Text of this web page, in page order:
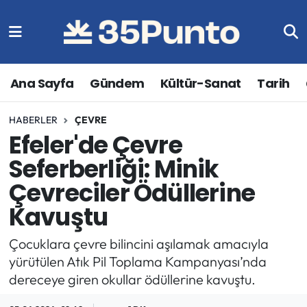
Ana Sayfa Gündem Kültür-Sanat Tarih
HABERLER ÇEVRE
Efeler'de Çevre
Seferberliği: Minik
Çevreciler Ödüllerine
Kavuştu
Çocuklara çevre bilincini aşılamak amacıyla
yürütülen Atık Pil Toplama Kampanyası’nda
dereceye giren okullar ödüllerine kavuştu.